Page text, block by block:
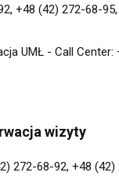
+48 (42) 272-68-
UMŁ - Call Center:
wizyty
272-68-92, +48 (42)